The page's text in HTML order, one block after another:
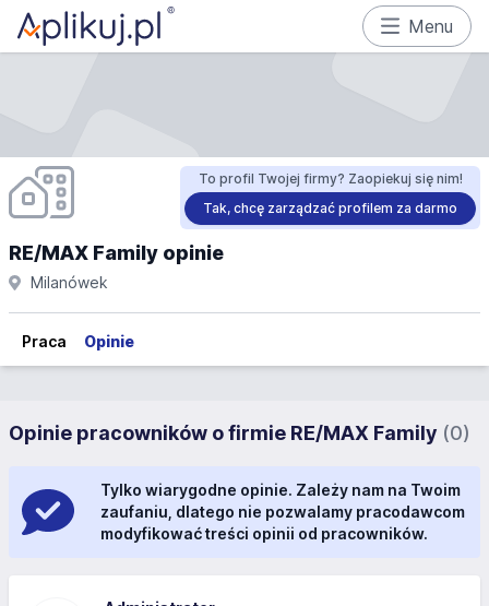
Menu
To profil Twojej firmy? Zaopiekuj się nim!
Tak, chcę zarządzać profilem za darmo
RE/MAX Family opinie
Milanówek
Praca Opinie
Opinie pracowników o firmie RE/MAX Family (0)
Tylko wiarygodne opinie. Zależy nam na Twoim
zaufaniu, dlatego nie pozwalamy pracodawcom
modyfikować treści opinii od pracowników.